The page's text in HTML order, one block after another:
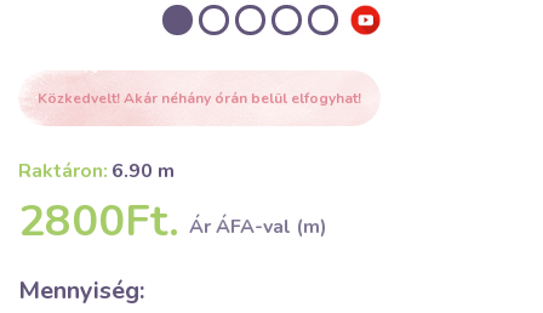
Közkedvelt! Akár néhány órán belül elfogyhat!
Raktáron: 6.90 m
2800Ft. Ár ÁFA-val (m)
Mennyiség: